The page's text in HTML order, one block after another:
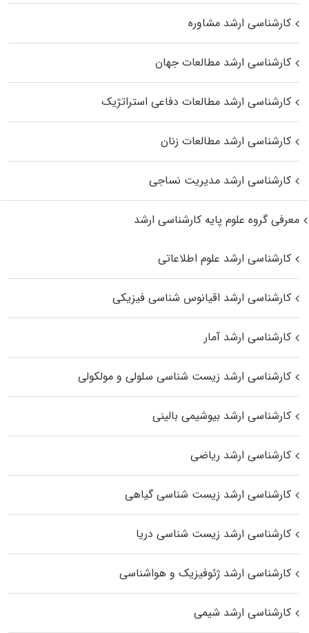
کارشناسی ارشد مشاوره
کارشناسی ارشد مطالعات جهان
کارشناسی ارشد مطالعات دفاعی استراتژیک
کارشناسی ارشد مطالعات زنان
کارشناسی ارشد مدیریت نساجی
معرفی گروه علوم پایه کارشناسی ارشد
کارشناسی ارشد علوم اطلاعاتی
کارشناسی ارشد اقیانوس‌ شناسی فیزیکی
کارشناسی ارشد آمار
کارشناسی ارشد زیست شناسی سلولی و مولکولی
کارشناسی ارشد بیوشیمی بالینی
کارشناسی ارشد ریاضی
کارشناسی ارشد زیست‌ شناسی گیاهی
کارشناسی ارشد زیست‌ شناسی دریا
کارشناسی ارشد ژئوفیزیک و هواشناسی
کارشناسی ارشد شیمی